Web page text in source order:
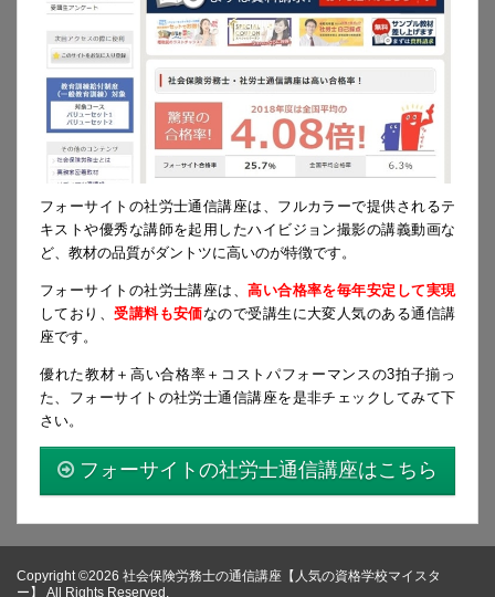
フォーサイトの社労士通信講座は、フルカラーで提供されるテ
キストや優秀な講師を起用したハイビジョン撮影の講義動画な
ど、教材の品質がダントツに高いのが特徴です。
フォーサイトの社労士講座は、高い合格率を毎年安定して実現
しており、受講料も安価なので受講生に大変人気のある通信講
座です。
優れた教材＋高い合格率＋コストパフォーマンスの3拍子揃っ
た、フォーサイトの社労士通信講座を是非チェックしてみて下
さい。
フォーサイトの社労士通信講座はこちら
Copyright ©2026 社会保険労務士の通信講座【人気の資格学校マイスタ
ー】 All Rights Reserved.